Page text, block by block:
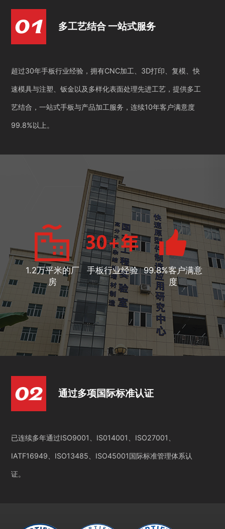
多工艺结合 一站式服务
超过30年手板行业经验，拥有CNC加工、3D打印、复模、快
速模具与注塑、钣金以及多样化表面处理先进工艺，提供多工
艺结合，一站式手板与产品加工服务，连续10年客户满意度
99.8%以上。
1.2万平米的厂
房
手板行业经验 99.8%客户满意
度
通过多项国际标准认证
已连续多年通过ISO9001、IS014001、ISO27001、
IATF16949、ISO13485、ISO45001国际标准管理体系认
证。